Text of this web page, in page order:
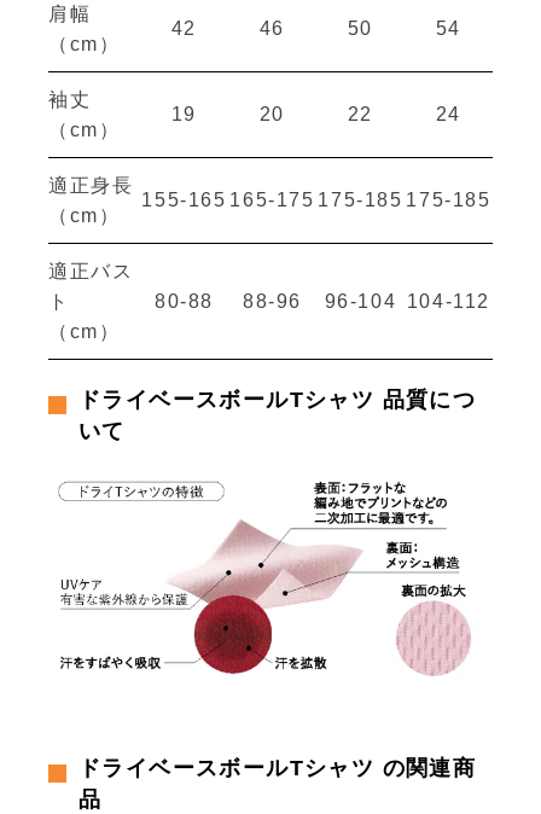
肩幅
（cm）
42 46 50 54
袖丈
（cm）
19 20 22 24
適正身長
（cm）
155-165 165-175 175-185 175-185
適正バス
ト
（cm）
80-88 88-96 96-104 104-112
ドライベースボールTシャツ 品質につ
いて
ドライベースボールTシャツ の関連商
品